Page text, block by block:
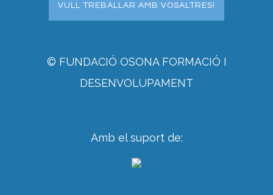
VULL TREBALLAR AMB VOSALTRES!
© FUNDACIÓ OSONA FORMACIÓ I
DESENVOLUPAMENT
Amb el suport de: